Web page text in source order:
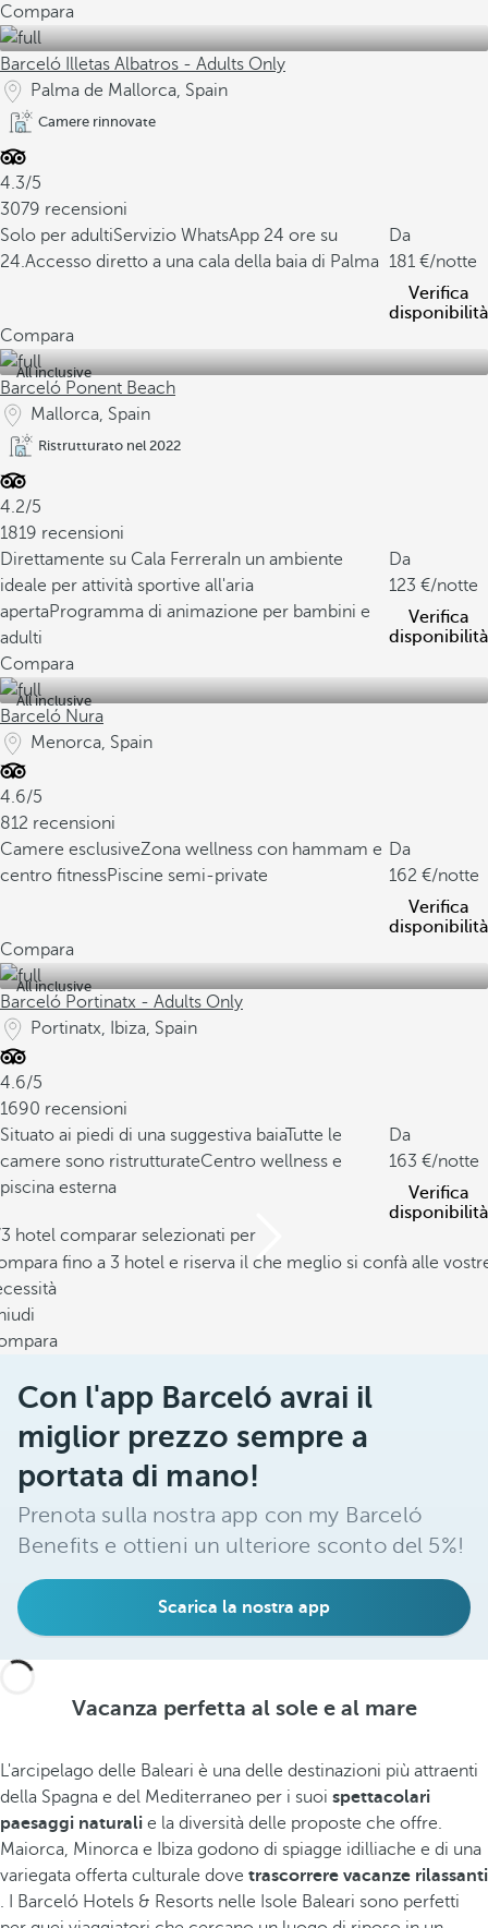
Compara
Barceló Illetas Albatros - Adults Only
Palma de Mallorca, Spain
Camere rinnovate
4.3/5
3079 recensioni
Solo per adultiServizio WhatsApp 24 ore su
24.Accesso diretto a una cala della baia di Palma
Da
181
/notte
Verifica
disponibilità
Compara
All inclusive
Barceló Ponent Beach
Mallorca, Spain
Ristrutturato nel 2022
4.2/5
1819 recensioni
Direttamente su Cala Ferrera In un ambiente
ideale per attività sportive all'aria
apertaProgramma di animazione per bambini e
adulti
Da
123
/notte
Verifica
disponibilità
Compara
All inclusive
Barceló Nura
Menorca, Spain
4.6/5
812 recensioni
Camere esclusiveZona wellness con hammam e
centro fitnessPiscine semi-private
Da
162
/notte
Verifica
disponibilità
Compara
All inclusive
Barceló Portinatx - Adults Only
Portinatx, Ibiza, Spain
4.6/5
1690 recensioni
Situato ai piedi di una suggestiva baiaTutte le
camere sono ristrutturateCentro wellness e
piscina esterna
Da
163
/notte
Verifica
disponibilità
hotel comparar selezionati per
fino a 3 hotel e riserva il che meglio si confà alle
Con l'app Barceló avrai il
miglior prezzo sempre a
portata di mano!
Prenota sulla nostra app con my Barceló
Benefits e ottieni un ulteriore sconto del 5%!
Scarica la nostra app
Vacanza perfetta al sole e al mare
L'arcipelago delle Baleari è una delle destinazioni più attraenti
della Spagna e del Mediterraneo per i suoi spettacolari
paesaggi naturali e la diversità delle proposte che offre.
Maiorca, Minorca e Ibiza godono di spiagge idilliache e di una
variegata offerta culturale dove trascorrere vacanze rilassanti
. I Barceló Hotels & Resorts nelle Isole Baleari sono perfetti